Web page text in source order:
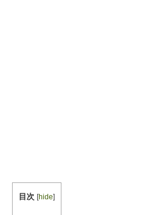
目次 [hide]